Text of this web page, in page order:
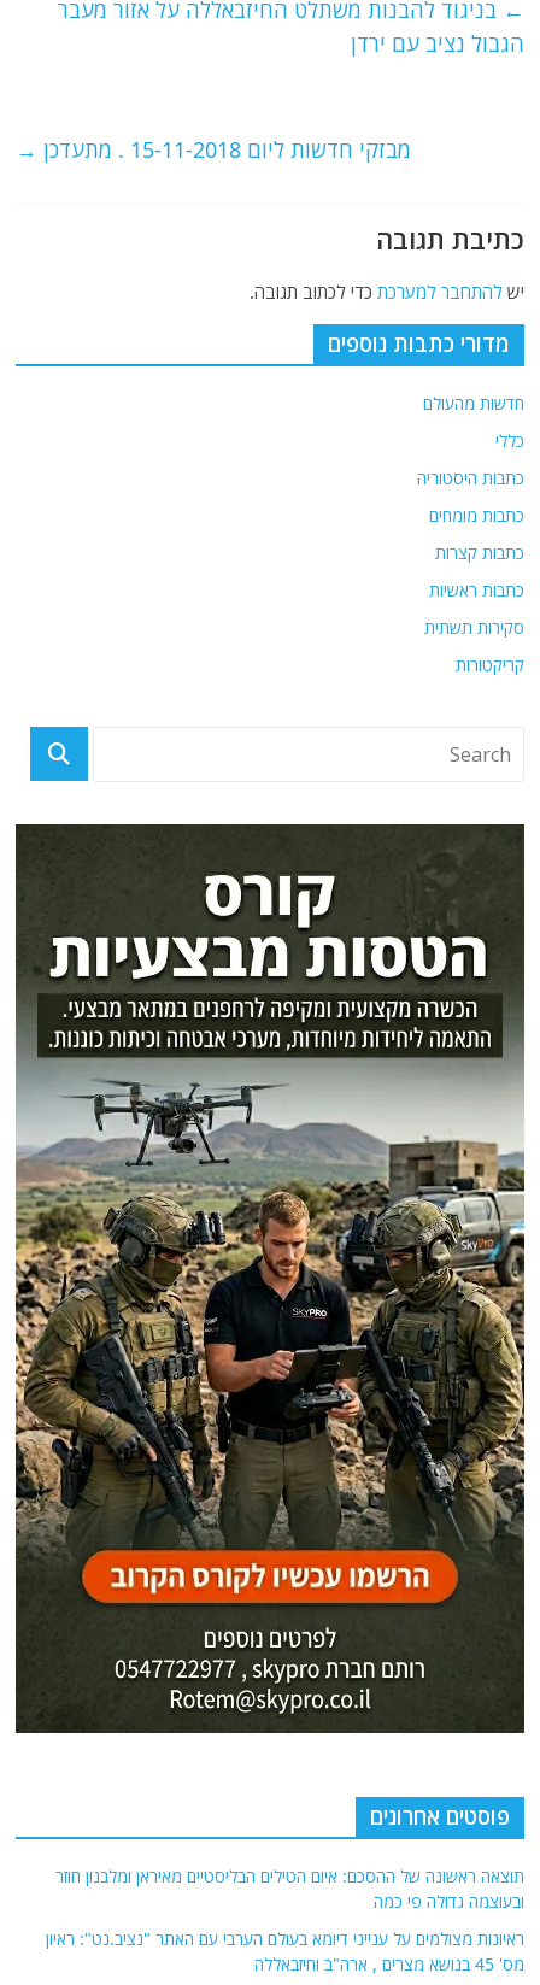
A
ra
k
← בניגוד להבנות משתלט החיזבאללה על אזור מעבר
הגבול נציב עם ירדן
מבזקי חדשות ליום 15-11-2018 . מתעדכן →
כתיבת תגובה
ישלהתחבר למערכת כדי לכתוב תגובה.
מדורי כתבות נוספים
חדשות מהעולם
כללי
כתבות היסטוריה
כתבות מומחים
כתבות קצרות
כתבות ראשיות
סקירות תשתית
קריקטורות
פוסטים אחרונים
תוצאה ראשונה של ההסכם: איום הטילים הבליסטיים מאיראן ומלבנון חוזר
ובעוצמה גדולה פי כמה
ראיונות מצולמים על ענייני דיומא בעולם הערבי עם האתר "נציב.נט": ראיון
מס' 45 בנושא מצרים , ארה"ב וחיזבאללה